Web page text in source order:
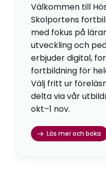
Välkommen till
Skolportens
med fokus på
utveckling och
erbjuder digital,
fortbildning för
Välj fritt ur
delta via vår
okt–1 nov.
Läs mer och boka